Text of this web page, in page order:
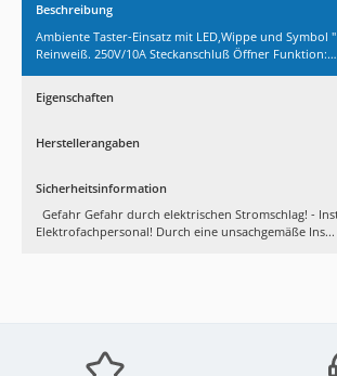
Beschreibung
Ambiente Taster-Einsatz mit LED,Wippe und
Reinweiß. 250V/10A Steckanschluß Öffner Funktion:…
Eigenschaften
Herstellerangaben
Sicherheitsinformation
Gefahr Gefahr durch elektrischen Stromschlag! -
Elektrofachpersonal! Durch eine unsachgemäße Ins...